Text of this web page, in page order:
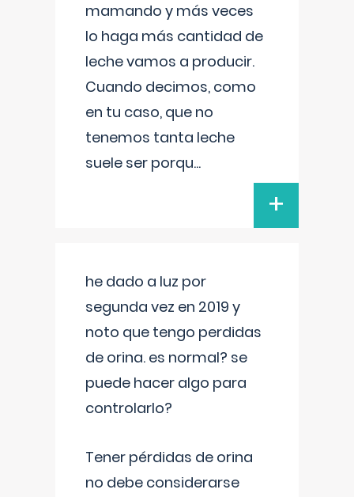
mamando y más veces
lo haga más cantidad de
leche vamos a producir.
Cuando decimos, como
en tu caso, que no
tenemos tanta leche
suele ser porqu...
+
he dado a luz por
segunda vez en 2019 y
noto que tengo perdidas
de orina. es normal? se
puede hacer algo para
controlarlo?
Tener pérdidas de orina
no debe considerarse